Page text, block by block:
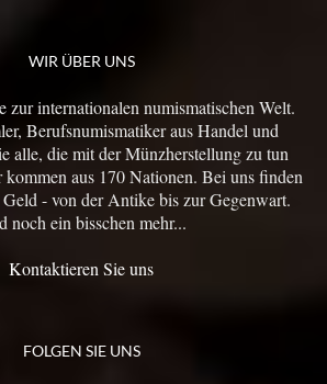
WIR ÜBER UNS
internationalen numismatischen Welt.
Berufsnumismatiker aus Handel und
alle, die mit der Münzherstellung zu tun
kommen aus 170 Nationen. Bei uns finden
- von der Antike bis zur Gegenwart.
noch ein bisschen mehr...
Kontaktieren Sie uns
FOLGEN SIE UNS